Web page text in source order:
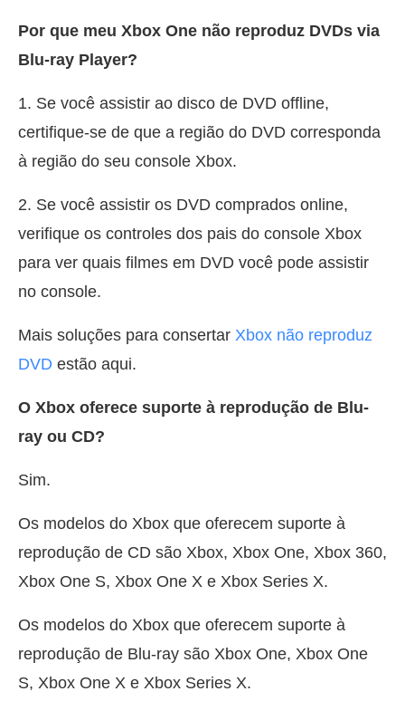
Por que meu Xbox One não reproduz DVDs via
Blu-ray Player?
1. Se você assistir ao disco de DVD offline,
certifique-se de que a região do DVD corresponda
à região do seu console Xbox.
2. Se você assistir os DVD comprados online,
verifique os controles dos pais do console Xbox
para ver quais filmes em DVD você pode assistir
no console.
Mais soluções para consertar Xbox não reproduz
DVD estão aqui.
O Xbox oferece suporte à reprodução de Blu-
ray ou CD?
Sim.
Os modelos do Xbox que oferecem suporte à
reprodução de CD são Xbox, Xbox One, Xbox 360,
Xbox One S, Xbox One X e Xbox Series X.
Os modelos do Xbox que oferecem suporte à
reprodução de Blu-ray são Xbox One, Xbox One
S, Xbox One X e Xbox Series X.